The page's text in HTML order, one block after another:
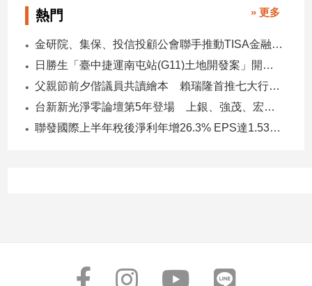
技/
遊
動
物
熱門 » 更多
金研院、集保、投信投顧公會聯手推動TISA金融教育 將辦150場宣講
日勝生「臺中捷運南屯站(G11)土地開發案」開工 迎向臺中三軌時代
父親節前夕偕議員共讀繪本 賴瑞隆首推七大行動建雙語之都
台新新光淨零論壇第5年登場 上銀、強茂、宏碁、金寶經驗分享！
聯發國際上半年稅後淨利年增26.3% EPS達1.53元 下半年茶飲與餐食齊發 營運可望逐季上升